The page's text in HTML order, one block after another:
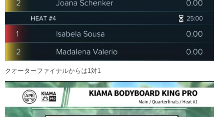
クオーターファイナルからは1対1